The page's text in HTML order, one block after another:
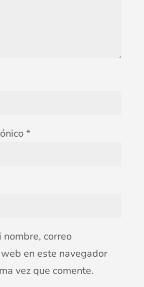
*
nombre, correo
en este navegador
vez que comente.